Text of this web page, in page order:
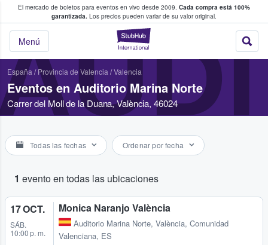
El mercado de boletos para eventos en vivo desde 2009. Cada compra está 100%
garantizada. Los precios pueden variar de su valor original.
StubHub: donde
Menú
fans compran y venden boletos
España / Provincia de Valencia /Valencia
Eventos en Auditorio Marina Norte
Carrer del Moll de la Duana, València, 46024
Todas las fechas Ordenar por fecha
1 evento en todas las ubicaciones
17 OCT.
SÁB.
10:00 p. m.
Monica Naranjo València
Auditorio Marina Norte, València, Comunidad
Valenciana, ES